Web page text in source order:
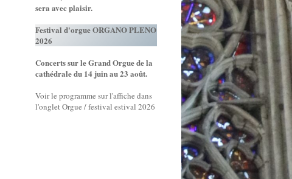
sera avec plaisir.
Festival d'orgue ORGANO PLENO
2026
Concerts sur le Grand Orgue de la
cathédrale du 14 juin au 23 août.
Voir le programme sur l'affiche dans
l'onglet Orgue / festival estival 2026